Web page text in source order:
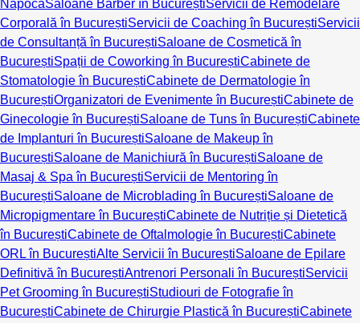
NapocaSaloane Barber în BucureștiServicii de Remodelare
Corporală în BucureștiServicii de Coaching în BucureștiServicii
de Consultanță în BucureștiSaloane de Cosmetică în
BucureștiSpații de Coworking în BucureștiCabinete de
Stomatologie în BucureștiCabinete de Dermatologie în
BucureștiOrganizatori de Evenimente în BucureștiCabinete de
Ginecologie în BucureștiSaloane de Tuns în BucureștiCabinete
de Implanturi în BucureștiSaloane de Makeup în
BucureștiSaloane de Manichiură în BucureștiSaloane de
Masaj & Spa în BucureștiServicii de Mentoring în
BucureștiSaloane de Microblading în BucureștiSaloane de
Micropigmentare în BucureștiCabinete de Nutriție și Dietetică
în BucureștiCabinete de Oftalmologie în BucureștiCabinete
ORL în BucureștiAlte Servicii în BucureștiSaloane de Epilare
Definitivă în BucureștiAntrenori Personali în BucureștiServicii
Pet Grooming în BucureștiStudiouri de Fotografie în
BucureștiCabinete de Chirurgie Plastică în BucureștiCabinete